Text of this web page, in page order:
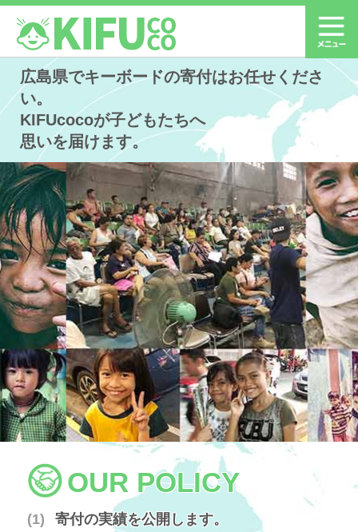
広島県でキーボードの寄付はお任せくださ
い。
KIFUcocoが子どもたちへ
思いを届けます。
OUR POLICY
寄付の実績を公開します。